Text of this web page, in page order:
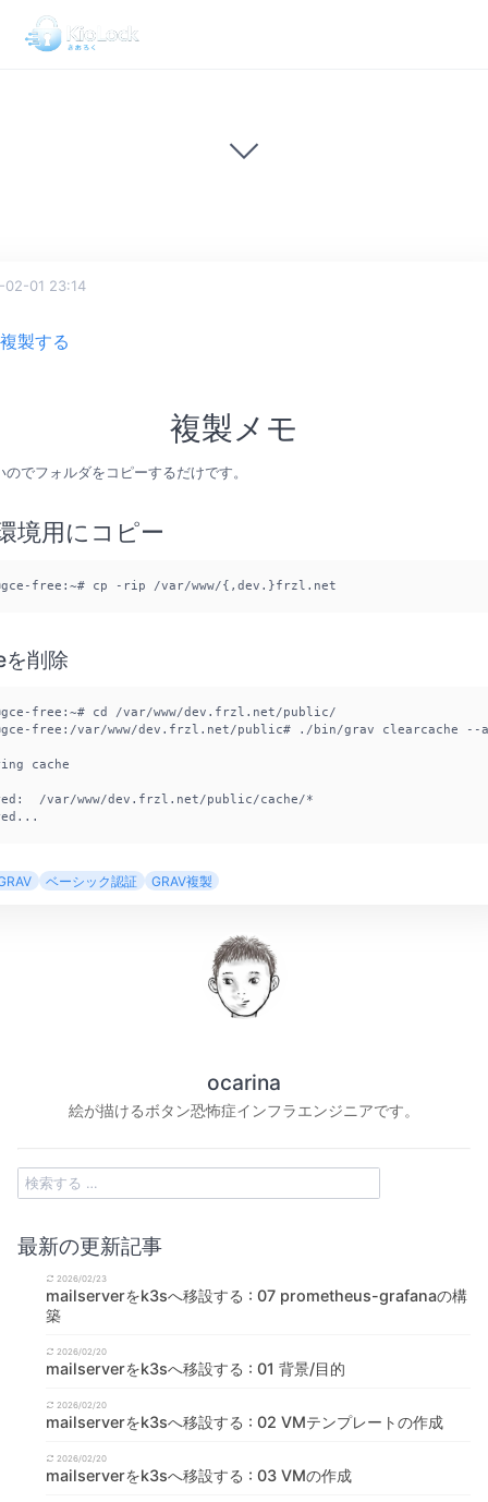
01 23:14
製する
複製メモ
のでフォルダをコピーするだけです。
境用にコピー
free:~# cp -rip /var/www/{,dev.}frzl.net
削除
free:~# cd /var/www/dev.frzl.net/public/
free:/var/www/dev.frzl.net/public# ./bin/grav clearcache
cache
/var/www/dev.frzl.net/public/cache/*
ベーシック認証 GRAV複製
ocarina
絵が描けるボタン恐怖症インフラエンジニアです。
最新の更新記事
2026/02/23
mailserverをk3sへ移設する : 07 prometheus-grafanaの構
築
2026/02/20
mailserverをk3sへ移設する : 01 背景/目的
2026/02/20
mailserverをk3sへ移設する : 02 VMテンプレートの作成
2026/02/20
mailserverをk3sへ移設する : 03 VMの作成